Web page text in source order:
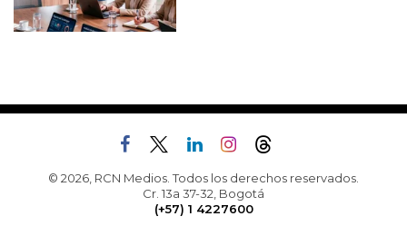
© 2026, RCN Medios. Todos los derechos reservados.
Cr. 13a 37-32, Bogotá
(+57) 1 4227600